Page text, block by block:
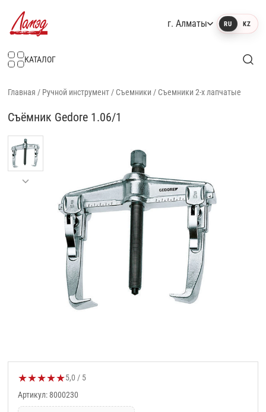
г. Алматы RU KZ
КАТАЛОГ
Главная / Ручной инструмент / Съемники / Съемники 2-х лапчатые
Съёмник Gedore 1.06/1
★★★★★Оценка товара:
5,0 / 5
Артикул: 8000230